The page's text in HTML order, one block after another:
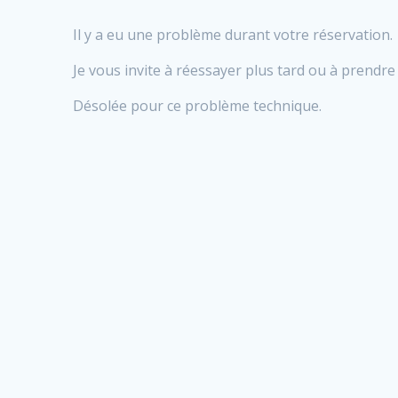
Il y a eu une problème durant votre réservation.
Je vous invite à réessayer plus tard ou à
Désolée pour ce problème technique.